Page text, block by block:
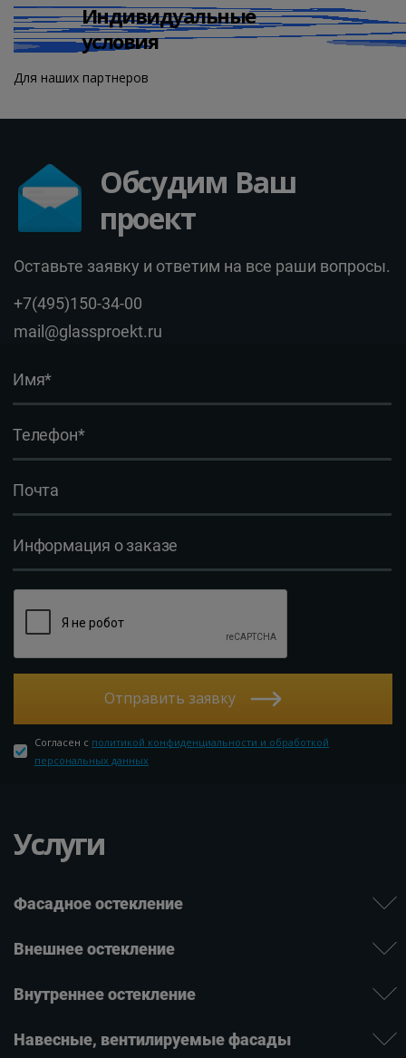
Индивидуальные
условия
Для наших партнеров
Обсудим Ваш
проект
Оставьте заявку и ответим на все раши вопросы.
+7(495)150-34-00
mail@glassproekt.ru
Отправить заявку
Согласен с политикой конфиденциальности и обработкой
персональных данных
Услуги
Фасадное остекление
Внешнее остекление
Внутреннее остекление
Навесные, вентилируе­мые фасады